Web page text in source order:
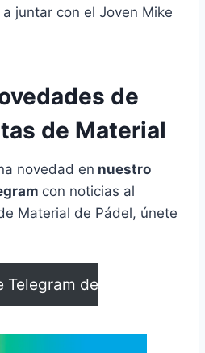
juntar con el Joven Mike
de
de Material
novedad en nuestro
con noticias al
Material de Pádel, únete
Telegram de